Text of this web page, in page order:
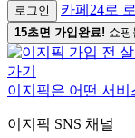
로그인 카페24로
15초면 가입완료! 쇼
이지픽은 어떤 서비
이지픽 SNS 채널